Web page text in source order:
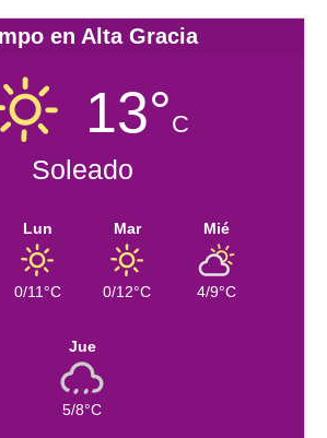
en Alta Gracia
13°C
Soleado
Lun
0/11°C
Mar
0/12°C
Mié
4/9°C
Jue
5/8°C